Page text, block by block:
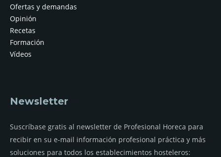
Ofertas y demandas
Opinión
Recetas
Formación
Vídeos
Newsletter
Suscríbase gratis al newsletter de Profesional Horeca para
recibir en su e-mail información profesional práctica y más
soluciones para todos los establecimientos hosteleros: